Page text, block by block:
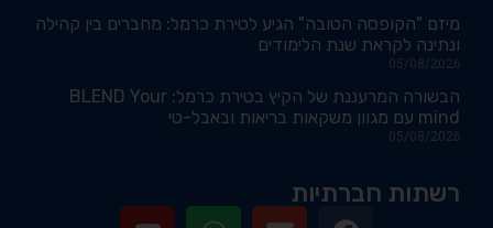
מיזם "הקופסה הטובה" הגיע לטירת כרמל: מחברים בין קהילה
ונתינה לקראת שנת הלימודים
05/08/2026
הבשורה המרעננת של הקיץ בטירת כרמל: BLEND Your
mind עם מגוון משקאות בריאות ובאבל-טי
05/08/2026
רשתות חברתיות